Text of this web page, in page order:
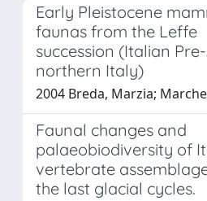
Early Pleistocene
faunas from the Leffe
succession (Italian
northern Italy)
2004 Breda, Marzia;
Faunal changes and
palaeobiodiversity of
vertebrate
the last glacial cycles.